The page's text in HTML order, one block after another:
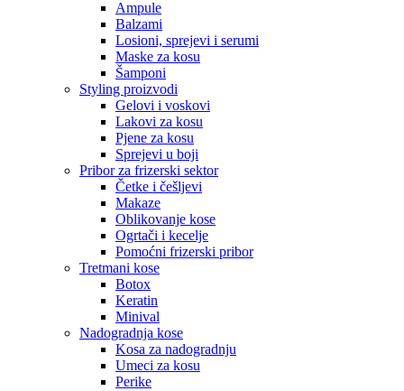
Ampule
Balzami
Losioni, sprejevi i serumi
Maske za kosu
Šamponi
Styling proizvodi
Gelovi i voskovi
Lakovi za kosu
Pjene za kosu
Sprejevi u boji
Pribor za frizerski sektor
Četke i češljevi
Makaze
Oblikovanje kose
Ogrtači i kecelje
Pomoćni frizerski pribor
Tretmani kose
Botox
Keratin
Minival
Nadogradnja kose
Kosa za nadogradnju
Umeci za kosu
Perike